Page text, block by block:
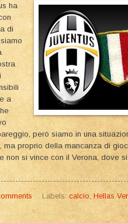
ha
di
a
però siamo in una
proprio della mancanza di
non si vince con il Verona, dove
Labels: calcio, Hellas